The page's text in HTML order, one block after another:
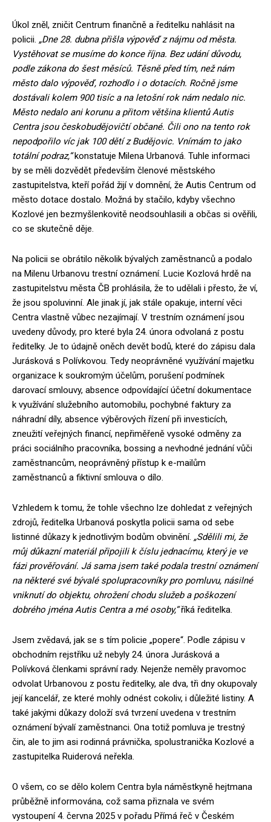
Úkol zněl, zničit Centrum finančně a ředitelku nahlásit na
policii. „Dne 28. dubna přišla výpověď z nájmu od města.
Vystěhovat se musíme do konce října. Bez udání důvodu,
podle zákona do šest měsíců. Těsně před tím, než nám
město dalo výpověď, rozhodlo i o dotacích. Ročně jsme
dostávali kolem 900 tisíc a na letošní rok nám nedalo nic.
Město nedalo ani korunu a přitom většina klientů Autis
Centra jsou českobudějovičtí občané. Čili ono na tento rok
nepodpořilo víc jak 100 dětí z Budějovic. Vnímám to jako
totální podraz,“konstatuje Milena Urbanová. Tuhle informaci
by se měli dozvědět především členové městského
zastupitelstva, kteří pořád žijí v domnění, že Autis Centrum od
město dotace dostalo. Možná by stačilo, kdyby všechno
Kozlové jen bezmyšlenkovitě neodsouhlasili a občas si ověřili,
co se skutečně děje.
Na policii se obrátilo několik bývalých zaměstnanců a podalo
na Milenu Urbanovu trestní oznámení. Lucie Kozlová hrdě na
zastupitelstvu města ČB prohlásila, že to udělali i přesto, že ví,
že jsou spoluvinní. Ale jinak jí, jak stále opakuje, interní věci
Centra vlastně vůbec nezajímají. V trestním oznámení jsou
uvedeny důvody, pro které byla 24. února odvolaná z postu
ředitelky. Je to údajně oněch devět bodů, které do zápisu dala
Jurásková s Polívkovou. Tedy neoprávněné využívání majetku
organizace k soukromým účelům, porušení podmínek
darovací smlouvy, absence odpovídající účetní dokumentace
k využívání služebního automobilu, pochybné faktury za
náhradní díly, absence výběrových řízení při investicích,
zneužití veřejných financí, nepřiměřeně vysoké odměny za
práci sociálního pracovníka, bossing a nevhodné jednání vůči
zaměstnancům, neoprávněný přístup k e-mailům
zaměstnanců a fiktivní smlouva o dílo.
Vzhledem k tomu, že tohle všechno lze dohledat z veřejných
zdrojů, ředitelka Urbanová poskytla policii sama od sebe
listinné důkazy k jednotlivým bodům obvinění. „Sdělili mi, že
můj důkazní materiál připojili k číslu jednacímu, který je ve
fázi prověřování. Já sama jsem také podala trestní oznámení
na některé své bývalé spolupracovníky pro pomluvu, násilné
vniknutí do objektu, ohrožení chodu služeb a poškození
dobrého jména Autis Centra a mé osoby,“říká ředitelka.
Jsem zvědavá, jak se s tím policie „popere“. Podle zápisu v
obchodním rejstříku už nebyly 24. února Jurásková a
Polívková členkami správní rady. Nejenže neměly pravomoc
odvolat Urbanovou z postu ředitelky, ale dva, tři dny okupovaly
její kancelář, ze které mohly odnést cokoliv, i důležité listiny. A
také jakými důkazy doloží svá tvrzení uvedena v trestním
oznámení bývalí zaměstnanci. Ona totiž pomluva je trestný
čin, ale to jim asi rodinná právnička, spolustranička Kozlové a
zastupitelka Ruiderová neřekla.
O všem, co se dělo kolem Centra byla náměstkyně hejtmana
průběžně informována, což sama přiznala ve svém
vystoupení 4. června 2025 v pořadu Přímá řeč v Českém